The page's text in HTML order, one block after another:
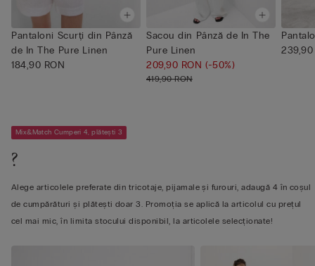
Pantaloni Scurți din Pânză
de In The Pure Linen
184,90 RON
Sacou din Pânză de In The
Pure Linen
209,90 RON(-50%)
419,90 RON
239,90
Mix&Match Cumperi 4, plătești 3
?
Alege articolele preferate din tricotaje, pijamale și furouri, adaugă 4 în coșul
de cumpărături și plătești doar 3. Promoția se aplică la articolul cu prețul
cel mai mic, în limita stocului disponibil, la articolele selecționate!